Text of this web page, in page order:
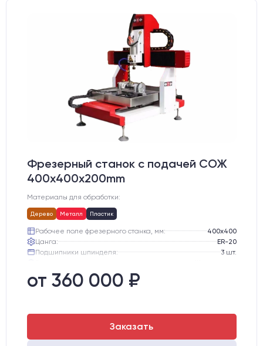
Фрезерный станок с подачей СОЖ
400x400x200mm
Материалы для обработки:
Дерево Металл Пластик
Рабочее поле фрезерного станка, мм:
400х400
Цанга:
ER-20
Подшипники шпинделя:
3 шт.
Стол:
Тип стола:
от 360 000 ₽
Заказать